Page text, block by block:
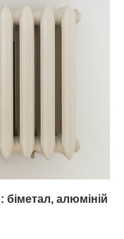
біметал, алюміній